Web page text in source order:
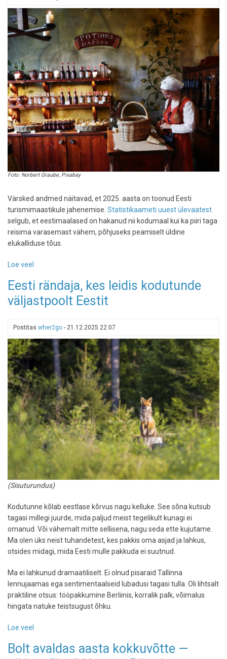
Foto: Norbert Graube, Pixabay
Värsked andmed näitavad, et 2025. aasta on toonud Eesti
turismimaastikule jahenemise. Statistikaameti uuest ülevaatest
selgub, et eestimaalased on hakanud nii kodumaal kui ka piiri taga
reisima varasemast vähem, põhjuseks peamiselt üldine
elukalliduse tõus.
Loe veel
on
tõmmanud
eestlaste
pidurit,
kuid
kulutused
välisreisidele
kasvavad
Eesti rändaja, kes leidis kodutunde
väljastpoolt Eestit
Postitas wher2go - 21.12.2025 22:07
(Sisuturundus)
Kodutunne kõlab eestlase kõrvus nagu kelluke. See sõna kutsub
tagasi millegi juurde, mida paljud meist tegelikult kunagi ei
omanud. Või vähemalt mitte sellisena, nagu seda ette kujutame.
Ma olen üks neist tuhandetest, kes pakkis oma asjad ja lahkus,
otsides midagi, mida Eesti mulle pakkuda ei suutnud.
Ma ei lahkunud dramaatiliselt. Ei olnud pisaraid Tallinna
lennujaamas ega sentimentaalseid lubadusi tagasi tulla. Oli lihtsalt
praktiline otsus: tööpakkumine Berliinis, korralik palk, võimalus
hingata natuke teistsugust õhku.
Loe veel
rändaja,
Bolt avaldas aasta kokkuvõtte —